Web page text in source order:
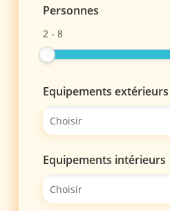
Personnes
2- 8
Equipements extérieurs
Equipements intérieurs